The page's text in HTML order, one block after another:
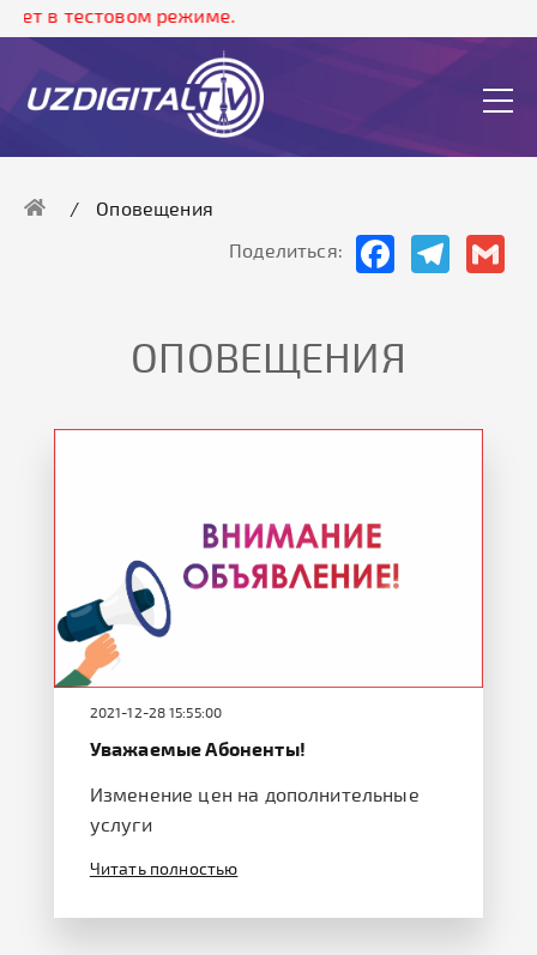
режиме.
Оповещения
Поделиться:
FacebookTelegram
ОПОВЕЩЕНИЯ
2021-12-28 15:55:00
Уважаемые Абоненты!
Изменение цен на дополнительные
услуги
Читать полностью